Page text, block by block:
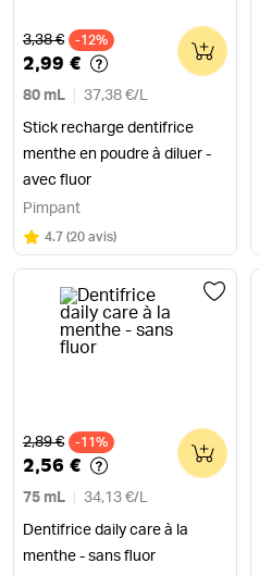
Ancien prix
3,38 € -12%
2,99 €
80 mL 37,38 €/ L
Stick recharge dentifrice
menthe en poudre à diluer -
avec fluor
0
Pimpant
Note
4.7 sur 5
(20 avis)
Ancien prix
2,89 € -11%
2,56 €
75 mL 34,13 €/ L
Dentifrice daily care à la
menthe - sans fluor
0